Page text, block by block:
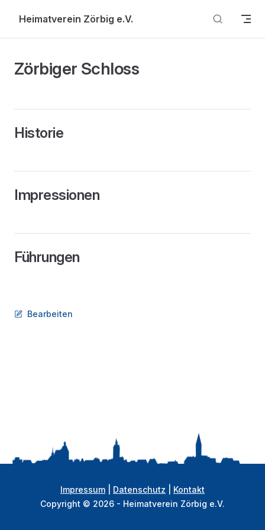
Skip to content
Heimatverein Zörbig e.V.
Zörbiger Schloss
Historie
Impressionen
Führungen
Bearbeiten
Impressum Datenschutz
Kontakt
Copyright © 2026 - Heimatverein Zörbig e.V.